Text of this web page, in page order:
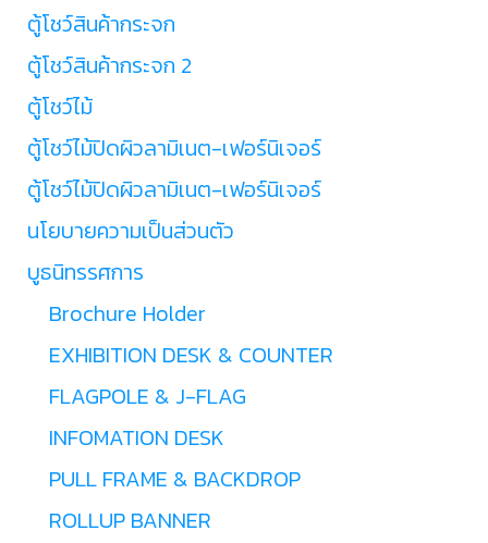
ตู้โชว์สินค้ากระจก
ตู้โชว์สินค้ากระจก 2
ตู้โชว์ไม้
ตู้โชว์ไม้ปิดผิวลามิเนต-เฟอร์นิเจอร์
ตู้โชว์ไม้ปิดผิวลามิเนต-เฟอร์นิเจอร์
นโยบายความเป็นส่วนตัว
บูธนิทรรศการ
Brochure Holder
EXHIBITION DESK & COUNTER
FLAGPOLE & J-FLAG
INFOMATION DESK
PULL FRAME & BACKDROP
ROLLUP BANNER